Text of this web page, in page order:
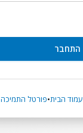
עמוד הבית פורטל התמיכה